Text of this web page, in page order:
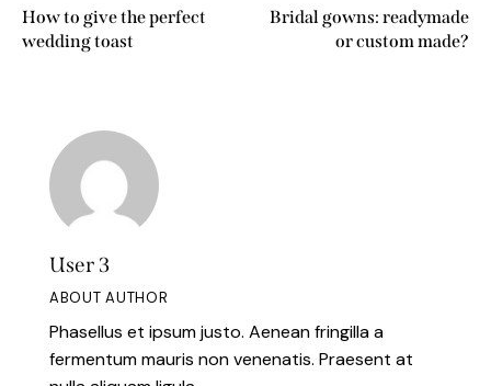
How to give the perfect
wedding toast
Bridal gowns: readymade
or custom made?
User 3
ABOUT AUTHOR
Phasellus et ipsum justo. Aenean fringilla a
fermentum mauris non venenatis. Praesent at